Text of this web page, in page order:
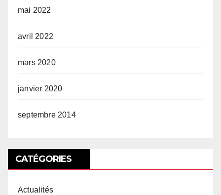
mai 2022
avril 2022
mars 2020
janvier 2020
septembre 2014
CATÉGORIES
Actualités